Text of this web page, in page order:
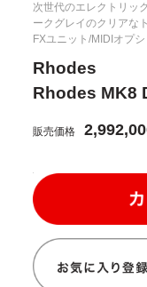
次世代のエレクトリッ
ークグレイのクリアな
FXユニット/MIDIオプシ
Rhodes
Rhodes MK8
販売価格